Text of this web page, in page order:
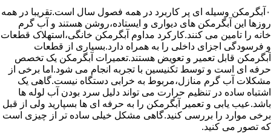
۰آبگرمکن وسیله ای پر کاربرد در همه فصول سال است.تقریبا در همه
روزها این آبگرمکن های دیواری و ایستاده،روشن هستند و آب گرم
خانه را تامین می کنند.کارکرد مداوم آبگرمکن خانگی،استهلاک قطعات
و فرسودگی اجزای داخلی را به همراه دارد.بسیاری از قطعات
آبگرمکن قابل تعمیر و تعویض هستند.تعمیرات آبگرمکن یک تخصص
حرفه ای است و توسط تکنیسین با تجربه انجام می شود.اما برخی از
مشکلات آب گرم منازل،مربوط به خرابی دستگاه نیست.گاهی یک
اشتباه ساده در تنظیم حرارت می تواند دلیل سرد بودن آب لوله ها
باشد.عیب یابی و تعمیر آبگرمکن را به حرفه ای ها بسپارید ولی از قبل
برخی موارد را بررسی کنید.گاهی مشکل خیلی ساده تر از چیزی است
که تصور می کنید.